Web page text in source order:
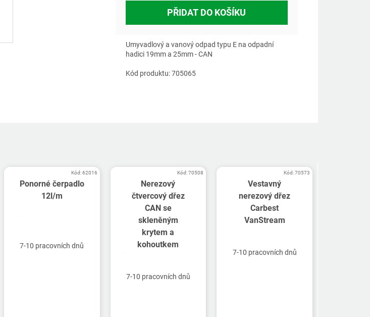
PŘIDAT DO KOŠÍKU
Umyvadlový a vanový odpad typu E na odpadní
hadici 19mm a 25mm - CAN
Kód produktu: 705065
Ponorné čerpadlo
12l/m
produktu
7-10 pracovních dnů
Kód:62016
Nerezový
čtvercový dřez
CAN se
skleněným
krytem a
kohoutkem
7-10 pracovních dnů
Kód:70508
Vestavný
nerezový dřez
Carbest
VanStream
7-10 pracovních dnů
Kód:70573